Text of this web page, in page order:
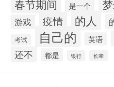
春节期间 是一个
游戏 疫情 的人
考试 自己的 英语
还不 都是 银行 长辈